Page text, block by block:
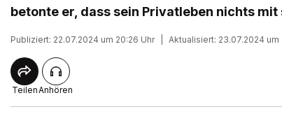
betonte er, dass sein Privatleben nichts mit
Publiziert: 22.07.2024 um 20:26 Uhr Aktualisiert: 23.07.2024 um
TeilenAnhören